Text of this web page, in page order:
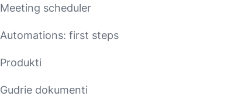
Meeting scheduler
Automations: first steps
Produkti
Gudrie dokumenti